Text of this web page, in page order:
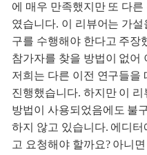
에 매우 만족했지만 또 다
였습니다. 이 리뷰어는 가
구를 수행해야 한다고 주장
참가자를 찾을 방법이 없어
저희는 다른 이전 연구들을
진행했습니다. 하지만 이 리
방법이 사용되었음에도 불
하지 않고 있습니다. 에디
고 요청해야 할까요? 아니